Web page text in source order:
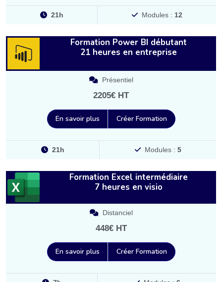
21h Modules : 12
Formation Power BI débutant
21 heures en entreprise
Présentiel
2205€ HT
En savoir plus Créer Formation
21h Modules : 5
Formation Excel intermédiaire
7 heures en visio
Distanciel
448€ HT
En savoir plus Créer Formation